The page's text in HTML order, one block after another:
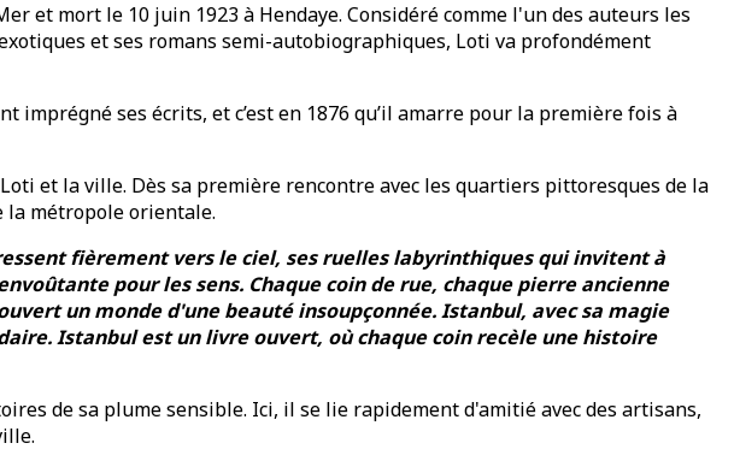
et mort le 10 juin 1923 à Hendaye. Considéré comme l'un des auteurs les
et ses romans semi-autobiographiques, Loti va profondément
ses écrits, et c’est en 1876 qu’il amarre pour la première fois à
et la ville. Dès sa première rencontre avec les quartiers pittoresques de la
la métropole orientale.
fièrement vers le ciel, ses ruelles labyrinthiques qui invitent à
pour les sens. Chaque coin de rue, chaque pierre ancienne
un monde d'une beauté insoupçonnée. Istanbul, avec sa magie
Istanbul est un livre ouvert, où chaque coin recèle une histoire
de sa plume sensible. Ici, il se lie rapidement d'amitié avec des artisans,